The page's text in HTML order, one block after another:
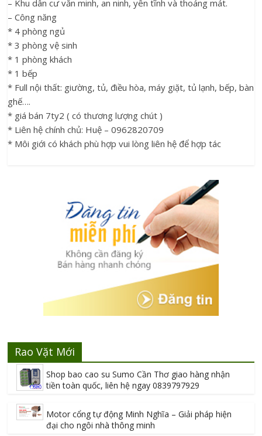
– Khu dân cư văn minh, an ninh, yên tĩnh và thoáng mát.
– Công năng
* 4 phòng ngủ
* 3 phòng vệ sinh
* 1 phòng khách
* 1 bếp
* Full nội thất: giường, tủ, điều hòa, máy giặt, tủ lạnh, bếp, bàn
ghế….
* giá bán 7ty2 ( có thương lượng chút )
* Liên hệ chính chủ: Huệ – 0962820709
* Môi giới có khách phù hợp vui lòng liên hệ để hợp tác
Rao Vặt Mới
Shop bao cao su Sumo Cần Thơ giao hàng nhận
tiền toàn quốc, liên hệ ngay 0839797929
Motor cổng tự động Minh Nghĩa – Giải pháp hiện
đại cho ngôi nhà thông minh